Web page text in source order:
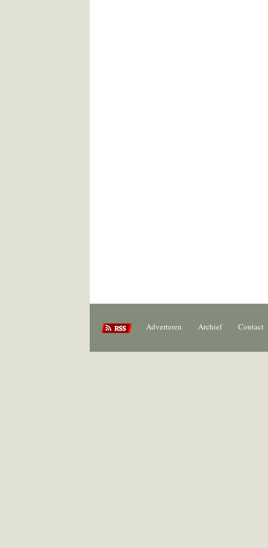
Adverteren Archief Contact